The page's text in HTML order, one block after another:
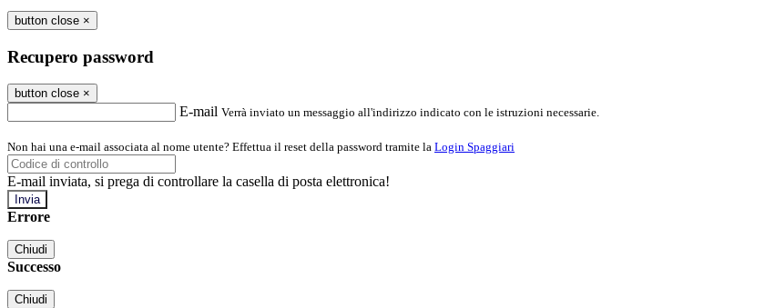
button close ×
Recupero password
button close ×
E-mail Verrà inviato un messaggio all'indirizzo indicato con le istruzioni necessarie.
Non hai una e-mail associata al nome utente? Effettua il reset della password tramite la Login Spaggiari
E-mail inviata, si prega di controllare la casella di posta elettronica!
Errore
Chiudi
Successo
Chiudi